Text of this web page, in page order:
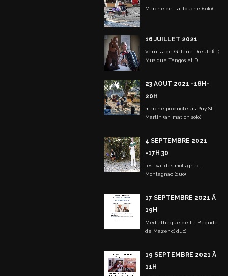
Marche de La Touche (solo)
16 JUILLET 2021
Vernissage Galerie Dieulefit (
Musique Tangos et D
23 AOUT 2021 -18H-
20H
marche producteurs Puy St
Martin (animation solo)
4 SEPTEMBRE 2021
-17H 30
festival des mots gnac -
Montagnac (duo)
17 SEPTEMBRE 2021 Ã
19H
Mediatheque de La Begude
de Mazenc( duo)
19 SEPTEMBRE 2021 Ã
11H